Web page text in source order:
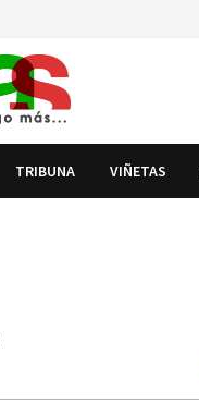
TRIBUNA VIÑETAS